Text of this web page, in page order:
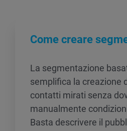
Come creare
La segmentazione
semplifica la creazione
contatti mirati senza
manualmente
Basta descrivere il